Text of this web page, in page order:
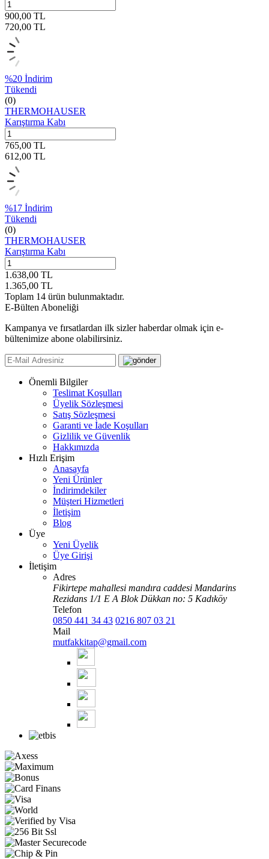
900,00 TL
720,00 TL
%20 İndirim
Tükendi
(0)
THERMOHAUSER
Karıştırma Kabı
765,00 TL
612,00 TL
%17 İndirim
Tükendi
(0)
THERMOHAUSER
Karıştırma Kabı
1.638,00 TL
1.365,00 TL
Toplam 14 ürün bulunmaktadır.
E-Bülten Aboneliği
Kampanya ve fırsatlardan ilk sizler haberdar olmak için e-
bültenimize abone olabilirsiniz.
Önemli Bilgiler
Teslimat Koşulları
Üyelik Sözleşmesi
Satış Sözleşmesi
Garanti ve İade Koşulları
Gizlilik ve Güvenlik
Hakkımızda
Hızlı Erişim
Anasayfa
Yeni Ürünler
İndirimdekiler
Müşteri Hizmetleri
İletişim
Blog
Üye
Yeni Üyelik
Üye Girişi
İletişim
Adres
Fikirtepe mahallesi mandıra caddesi Mandarins
Rezidans 1/1 E A Blok Dükkan no: 5 Kadıköy
Telefon
0850 441 34 43 0216 807 03 21
Mail
mutfakkitap@gmail.com